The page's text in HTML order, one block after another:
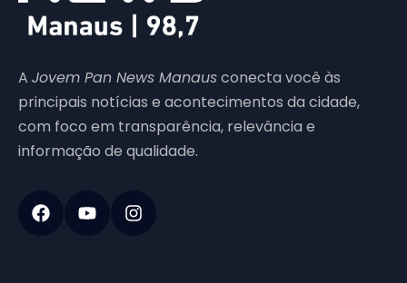
A Jovem Pan News Manausconecta você às
principais notícias e acontecimentos da cidade,
com foco em transparência, relevância e
informação de qualidade.